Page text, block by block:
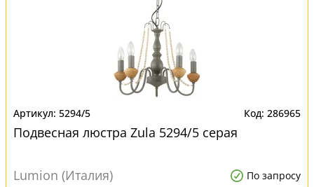
5294/5 286965
Подвесная люстра Zula 5294/5 серая
Lumion (Италия) По запросу